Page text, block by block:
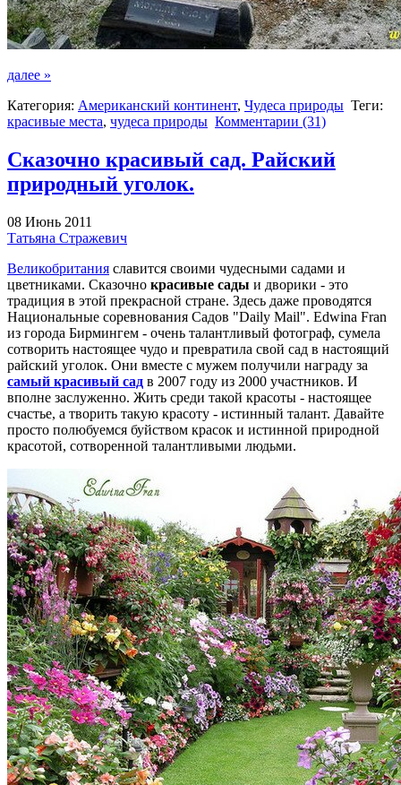
далее »
Категория: Американский континент, Чудеса природы Теги:
красивые места, чудеса природы Комментарии (31)
Сказочно красивый сад. Райский
природный уголок.
08 Июнь 2011
Татьяна Стражевич
Великобритания славится своими чудесными садами и
цветниками. Сказочно красивые сады и дворики - это
традиция в этой прекрасной стране. Здесь даже проводятся
Национальные соревнования Садов "Daily Mail". Edwina Fran
из города Бирмингем - очень талантливый фотограф, сумела
сотворить настоящее чудо и превратила свой сад в настоящий
райский уголок. Они вместе с мужем получили награду за
самый красивый сад в 2007 году из 2000 участников. И
вполне заслуженно. Жить среди такой красоты - настоящее
счастье, а творить такую красоту - истинный талант. Давайте
просто полюбуемся буйством красок и истинной природной
красотой, сотворенной талантливыми людьми.